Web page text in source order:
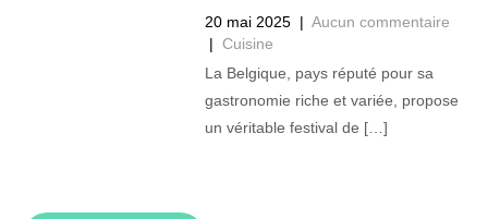
20 mai 2025 | Aucun commentaire
| Cuisine
La Belgique, pays réputé pour sa
gastronomie riche et variée, propose
un véritable festival de […]